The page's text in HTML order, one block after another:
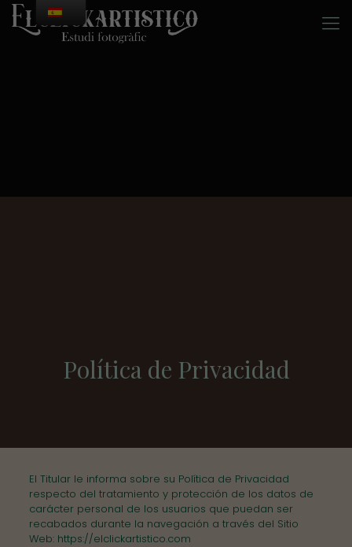
Política de Privacidad
El Titular le informa sobre su Política de Privacidad
respecto del tratamiento y protección de los datos de
carácter personal de los usuarios que puedan ser
recabados durante la navegación a través del Sitio
Web: https://elclickartistico.com